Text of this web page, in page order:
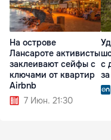
На острове
Лансароте активисты
заклеивают сейфы с
ключами от квартир
Airbnb
7 Июн. 21:30
с